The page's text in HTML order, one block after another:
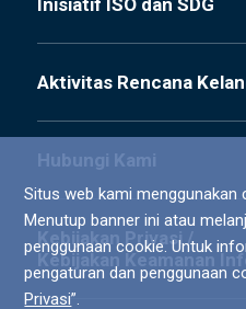
Situs web kami menggunakan
Menutup banner ini atau
penggunaan cookie. Untuk
pengaturan dan penggunaan
Privasi”.
Aktivitas Rencana
Hubungi Kami
Kebijakan Privasi /
Kebijakan Keamanan